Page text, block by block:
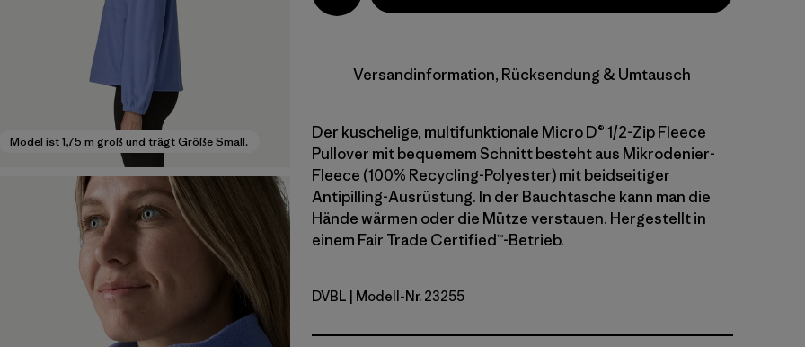
Model ist 1,75 m groß und trägt Größe Small.
Versandinformation, Rücksendung & Umtausch
Der kuschelige, multifunktionale Micro D® 1/2-Zip Fleece
Pullover mit bequemem Schnitt besteht aus Mikrodenier-
Fleece (100% Recycling-Polyester) mit beidseitiger
Antipilling-Ausrüstung. In der Bauchtasche kann man die
Hände wärmen oder die Mütze verstauen. Hergestellt in
einem Fair Trade Certified™-Betrieb.
Diver Blue
DVBL | Modell-Nr. 23255